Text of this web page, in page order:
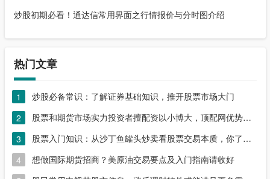
炒股初期必看！通达信常用界面之行情报价与分时图介绍
热门文章
1
炒股必备常识：了解证券基础知识，推开股票市场大门
2
股票和期货市场实力投资者擅配资以小博大，顶配网优势尽显
3
股票入门知识：从沙丁鱼罐头炒卖看股票交易本质，你了解吗？
4
想做国际期货招商？美原油交易要点及入门指南请收好